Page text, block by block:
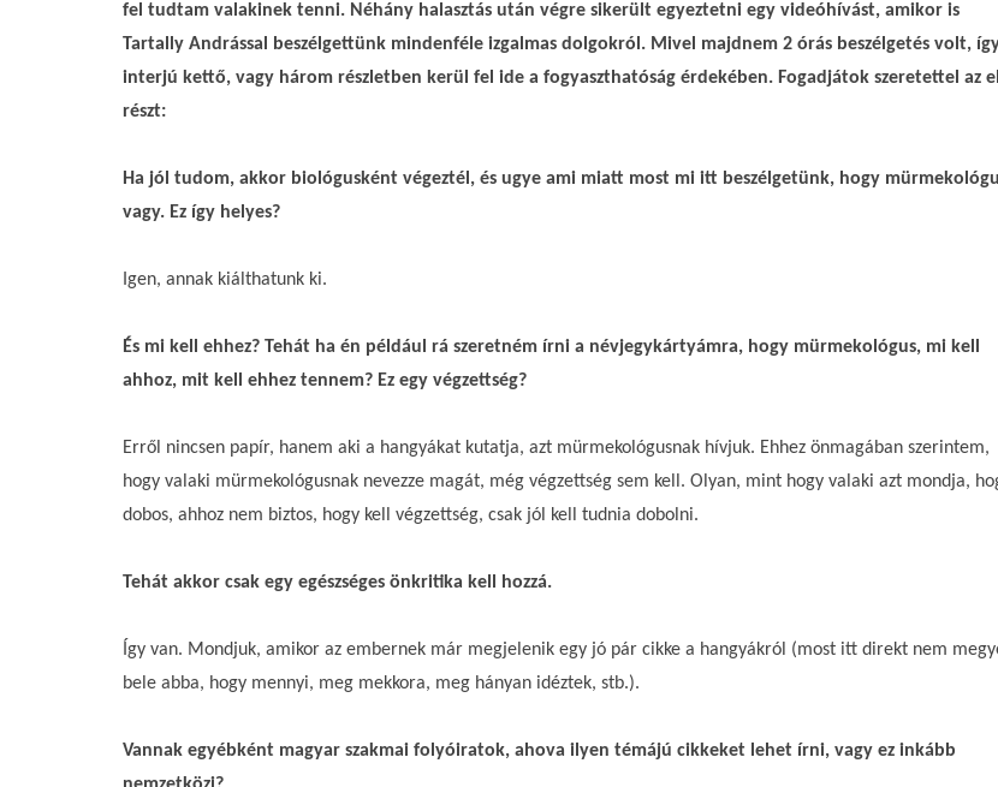
fel tudtam valakinek tenni. Néhány halasztás után végre sikerült egyeztetni egy videóhívást, amikor is
Tartally Andrással beszélgettünk mindenféle izgalmas dolgokról. Mivel majdnem 2 órás beszélgetés volt,
interjú kettő, vagy három részletben kerül fel ide a fogyaszthatóság érdekében. Fogadjátok szeretettel az
részt:
Ha jól tudom, akkor biológusként végeztél, és ugye ami miatt most mi itt beszélgetünk, hogy
vagy. Ez így helyes?
Igen, annak kiálthatunk ki.
És mi kell ehhez? Tehát ha én például rá szeretném írni a névjegykártyámra, hogy mürmekológus, mi kell
ahhoz, mit kell ehhez tennem? Ez egy végzettség?
Erről nincsen papír, hanem aki a hangyákat kutatja, azt mürmekológusnak hívjuk. Ehhez önmagában szerintem,
hogy valaki mürmekológusnak nevezze magát, még végzettség sem kell. Olyan, mint hogy valaki azt mondja,
dobos, ahhoz nem biztos, hogy kell végzettség, csak jól kell tudnia dobolni.
Tehát akkor csak egy egészséges önkritika kell hozzá.
Így van. Mondjuk, amikor az embernek már megjelenik egy jó pár cikke a hangyákról (most itt direkt nem
bele abba, hogy mennyi, meg mekkora, meg hányan idéztek, stb.).
Vannak egyébként magyar szakmai folyóiratok, ahova ilyen témájú cikkeket lehet írni, vagy ez inkább